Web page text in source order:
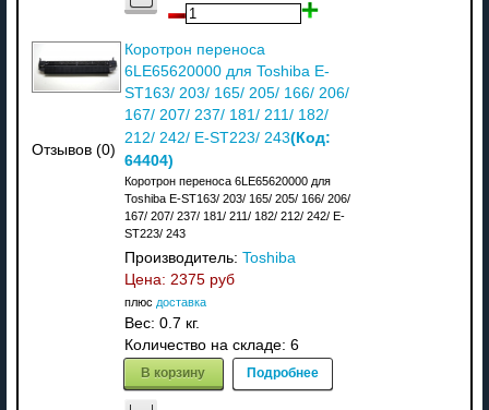
Отзывов (0)
Коротрон переноса
6LE65620000 для Toshiba E-
ST163/ 203/ 165/ 205/ 166/ 206/
167/ 207/ 237/ 181/ 211/ 182/
212/ 242/ E-ST223/ 243(Код:
64404)
Коротрон переноса 6LE65620000 для
Toshiba E-ST163/ 203/ 165/ 205/ 166/ 206/
167/ 207/ 237/ 181/ 211/ 182/ 212/ 242/ E-
ST223/ 243
Производитель: Toshiba
Цена: 2375 руб
плюс доставка
Вес: 0.7 кг.
Количество на складе: 6
В корзину Подробнее